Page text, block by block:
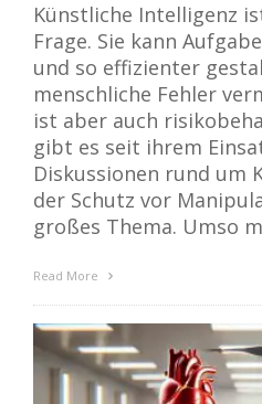
Künstliche Intelligenz
Frage. Sie kann
und so effizienter
menschliche Fehler
ist aber auch
gibt es seit ihrem
Diskussionen rund um
der Schutz vor
großes Thema. Umso
Read More